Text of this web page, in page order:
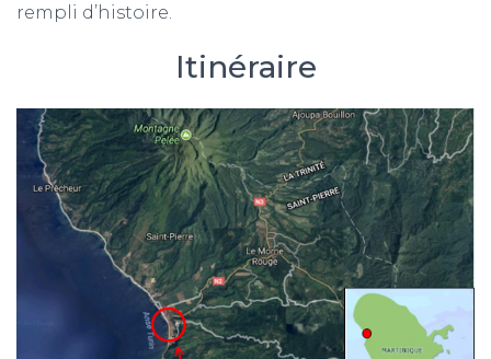
rempli d’histoire.
Itinéraire